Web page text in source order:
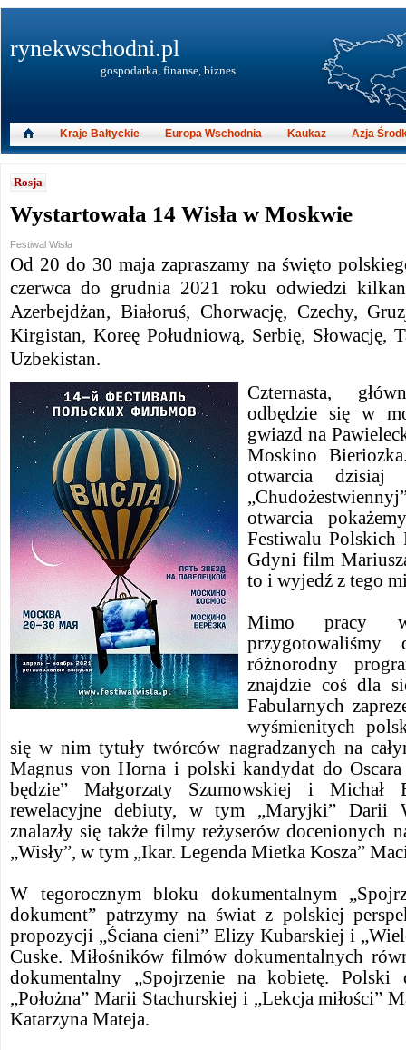
Rosja
Wystartowała 14 Wisła w Moskwie
Festiwal Wisła
Od 20 do 30 maja zapraszamy na święto
czerwca do grudnia 2021 roku odwiedzi
Azerbejdżan, Białoruś, Chorwację, Czechy,
Kirgistan, Koreę Południową, Serbię, Słowację,
Uzbekistan.
Czternasta,
odbędzie się w
gwiazd na
Moskino
otwarcia
otwarcia
Festiwalu
Gdyni film
to i wyjedź z tego
Mimo pracy
różnorodny
znajdzie coś dla
Fabularnych
wyśmienitych
się w nim tytuły twórców nagradzanych na
Magnus von Horna i polski kandydat do
będzie” Małgorzaty Szumowskiej i Michał
rewelacyjne debiuty, w tym „Maryjki” Darii
znalazły się także filmy reżyserów docenionych
„Wisły”, w tym „Ikar. Legenda Mietka Kosza”
W tegorocznym bloku dokumentalnym
dokument” patrzymy na świat z polskiej
propozycji „Ściana cieni” Elizy Kubarskiej i
Cuske. Miłośników filmów dokumentalnych
dokumentalny „Spojrzenie na kobietę.
„Położna” Marii Stachurskiej i „Lekcja miłości”
Katarzyna Mateja.
rynekwschodni.pl
gospodarka, finanse, biznes
Kraje Bałtyckie Europa Wschodnia Kaukaz Azja